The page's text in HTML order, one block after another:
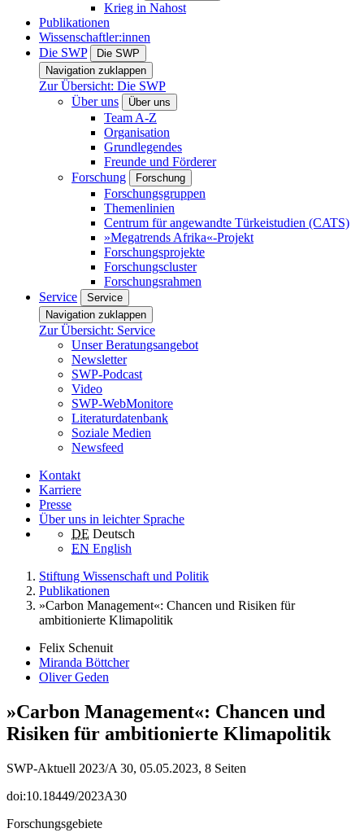
Krieg in Nahost
Publikationen
Wissenschaftler:innen
Die SWP
Die SWP
Navigation zuklappen
Zur Übersicht: Die SWP
Über uns
Über uns
Team A-Z
Organisation
Grundlegendes
Freunde und Förderer
Forschung
Forschung
Forschungsgruppen
Themenlinien
Centrum für angewandte Türkeistudien (CATS)
»Megatrends Afrika«-Projekt
Forschungsprojekte
Forschungscluster
Forschungsrahmen
Service
Service
Navigation zuklappen
Zur Übersicht: Service
Unser Beratungsangebot
Newsletter
SWP-Podcast
Video
SWP-WebMonitore
Literaturdatenbank
Soziale Medien
Newsfeed
Kontakt
Karriere
Presse
Über uns in leichter Sprache
DE Deutsch
EN English
Stiftung Wissenschaft und Politik
Publikationen
»Carbon Management«: Chancen und Risiken für
ambitionierte Klimapolitik
Felix Schenuit
Miranda Böttcher
Oliver Geden
»Carbon Management«: Chancen und
Risiken für ambitionierte Klimapolitik
SWP-Aktuell 2023/A 30, 05.05.2023, 8 Seiten
doi:10.18449/2023A30
Forschungsgebiete